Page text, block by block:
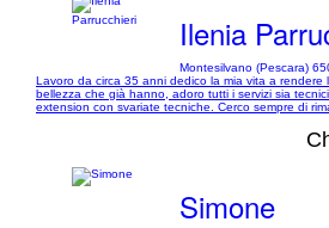
Ilenia
Montesilvano (Pescara)
Lavoro da circa 35 anni dedico la mia vita a
bellezza che già hanno, adoro tutti i servizi sia
extension con svariate tecniche. Cerco sempre di
Simone